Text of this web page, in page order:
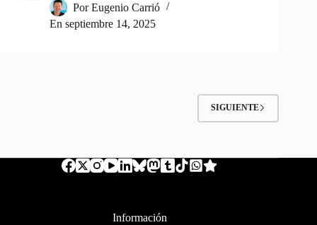
Por Eugenio Carrió
En septiembre 14, 2025
SIGUIENTE
Información